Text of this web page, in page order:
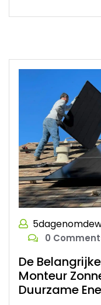
0
De
Monteur
Duurzame